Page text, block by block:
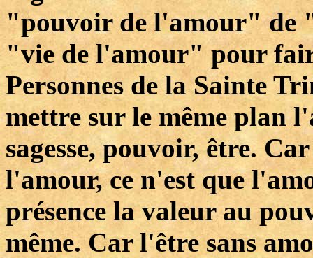
"pouvoir de l'amour" de
"vie de l'amour" pour
Personnes de la Sainte
mettre sur le même plan
sagesse, pouvoir, être.
l'amour, ce n'est que
présence la valeur au
même. Car l'être sans